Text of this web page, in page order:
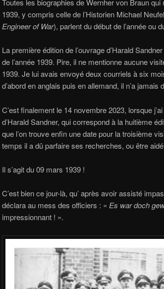
Toutes les biographies de Wernher von Braun
1939, y compris celle de l’Historien Michael
Engineer of War), parlent du début de l’année ou
La première édition de l’ouvrage d’Harald
de l’année 1939. Pire, il ne mentionne aucune
1939. Je lui avais envoyé deux courriels à six
d’abord en anglais puis en allemand, il n’a jamais
C’est finalement le 14 novembre 2023, lorsque
d’Harald Sandner, qui correspond à la huitième
que l’on trouve enfin une date pour la troisième
temps il a dû parfaire ses recherches, ou être
Il s’agit du 09 mars 1939 !
C’est bien ce jour-là, qu’ après avoir assisté
déclara au mess des officiers : « Es war doch
impressionnant ! ».